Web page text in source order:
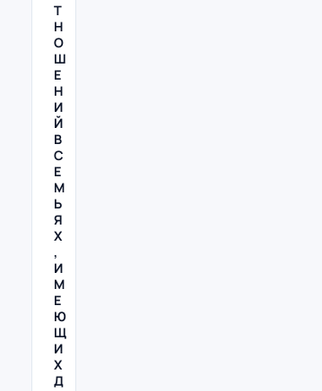
Т
Н
О
Ш
Е
Н
И
Й
В
С
Е
М
Ь
Я
Х
,
И
М
Е
Ю
Щ
И
Х
Д